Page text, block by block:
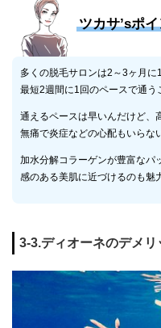
ツカサ’sポ
多くの脱毛サロンは2～3ヶ月
最短2週間に1回のペースで通う
通えるペースは早いんだけど、
無痛で炎症などの心配もいらな
加水分解コラーゲンが豊富なパ
感のある美肌に近づけるのも魅
3-3.ディオーネのデメリ